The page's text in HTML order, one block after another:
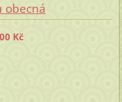
obecná
Kč